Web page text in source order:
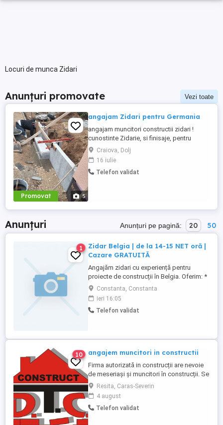
Locuri de munca Zidari
Anunțuri promovate Vezi toate
Promovat 5
angajam Zidari pentru Germania
angajam muncitori constructii zidari !
cunostinte Zidarie, si finisaje, pentru
lucrari in Germania, Activitatea se
desfasoara in Germania, zona Nürnberg.
Cazare si transport la santier asigurata +
carte de munca. Salariul motivat 2000 --
Craiova, Dolj
16 iulie
Telefon validat
Anunțuri Anunțuri pe pagină: 20 50
1
Zidar Belgia | de la 14-15 NET oră |
Cazare GRATUITĂ
Angajăm zidari cu experiență pentru
proiecte de construcții în Belgia. Oferim: *
salariu de la 14-15 net oră (în funcție de
experiență și competențe); * aproximativ
50 55 ore de lucru pe săptămână; *
Angajare în cadrul companiei InTemporis
Constanta, Constanta
ieri 16:05
Telefon validat
10 angajem muncitori in constructii
Firma autorizată in construcții are nevoie
de meseriași și muncitori în construcții. Se
oferă salarii atractive și la timp pentru mai
multe detalii sunați la numărul . ps Nu
răspund la mesaje!
Resita, Caras-Severin
4 august
Telefon validat